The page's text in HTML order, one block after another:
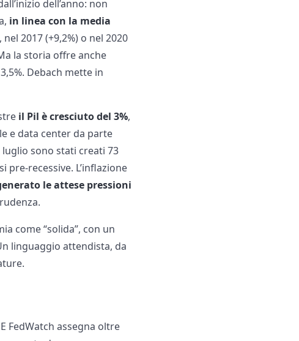
dell’anno: non
in linea con la media
2017 (+9,2%) o nel 2020
la storia offre anche
Debach mette in
il Pil è cresciuto del 3%,
e data center da parte
luglio sono stati creati 73
recessive. L’inflazione
le attese pressioni
come “solida”, con un
linguaggio attendista, da
FedWatch assegna oltre